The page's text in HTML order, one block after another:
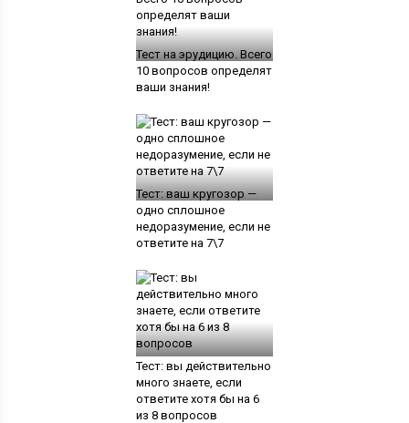
Тест на эрудицию. Всего
10 вопросов определят
ваши знания!
Тест: ваш кругозор —
одно сплошное
недоразумение, если не
ответите на 7\7
Тест: вы действительно
много знаете, если
ответите хотя бы на 6
из 8 вопросов